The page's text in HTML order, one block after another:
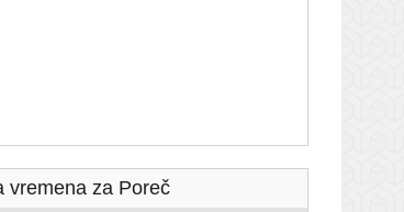
vremena za Poreč